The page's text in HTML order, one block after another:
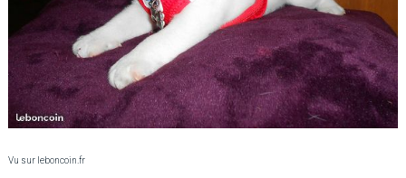
Vu sur leboncoin.fr